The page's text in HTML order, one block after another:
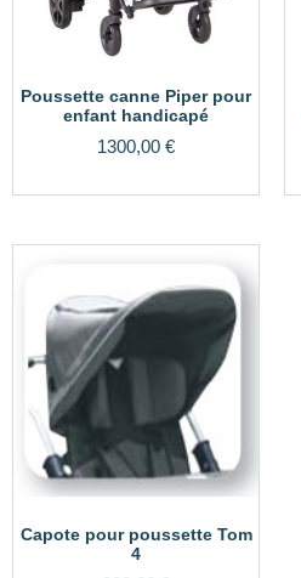
Poussette canne Piper pour
enfant handicapé
1300,00 €
Capote pour poussette Tom
4